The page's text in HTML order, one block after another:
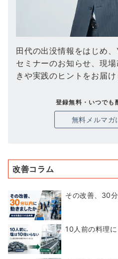
田代の出没情報をはじめ
セミナーのお知らせ、現
きや実践のヒントをお届け
登録無料・いつでも
無料メルマガ
改善コラム
その改善、30
10人前の料理